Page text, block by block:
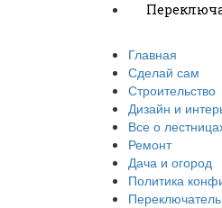
Главная
Сделай сам
Строительство
Дизайн и
Все о
Ремонт
Дача и огород
Политика